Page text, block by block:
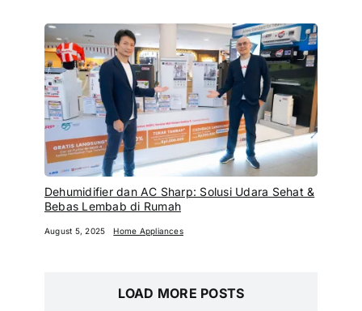
Dehumidifier dan AC Sharp: Solusi Udara Sehat &
Bebas Lembab di Rumah
August 5, 2025 Home Appliances
LOAD MORE POSTS